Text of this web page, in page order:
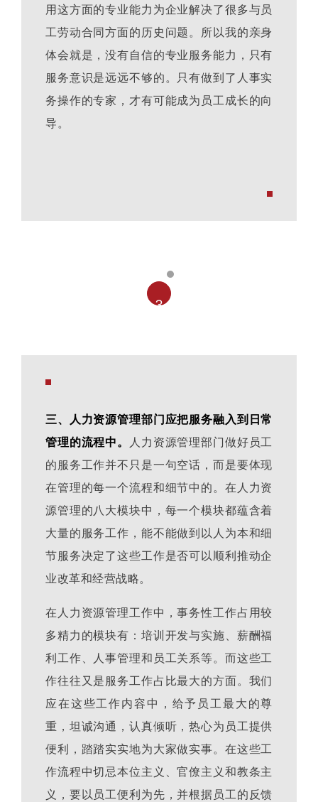
用这方面的专业能力为企业解决了很多与员
工劳动合同方面的历史问题。所以我的亲身
体会就是，没有自信的专业服务能力，只有
服务意识是远远不够的。只有做到了人事实
务操作的专家，才有可能成为员工成长的向
导。
3
三、人力资源管理部门应把服务融入到日常
管理的流程中。 人力资源管理部门做好员工
的服务工作并不只是一句空话，而是要体现
在管理的每一个流程和细节中的。在人力资
源管理的八大模块中，每一个模块都蕴含着
大量的服务工作，能不能做到以人为本和细
节服务决定了这些工作是否可以顺利推动企
业改革和经营战略。
在人力资源管理工作中，事务性工作占用较
多精力的模块有：培训开发与实施、薪酬福
利工作、人事管理和员工关系等。而这些工
作往往又是服务工作占比最大的方面。我们
应在这些工作内容中，给予员工最大的尊
重，坦诚沟通，认真倾听，热心为员工提供
便利，踏踏实实地为大家做实事。在这些工
作流程中切忌本位主义、官僚主义和教条主
义，要以员工便利为先，并根据员工的反馈